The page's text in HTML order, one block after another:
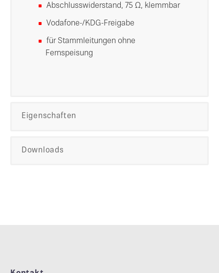
Abschlusswiderstand, 75 Ω, klemmbar
Vodafone-/KDG-Freigabe
für Stammleitungen ohne
Fernspeisung
Eigenschaften
Downloads